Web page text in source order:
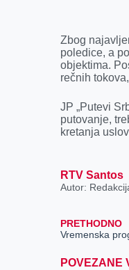
o
o
Zbog
poledice, a
objektima.
rečnih
JP „Putevi
putovanje,
kretanja
RTV Santos
Autor:
PRETHODNO
Vremenska
POVEZANE